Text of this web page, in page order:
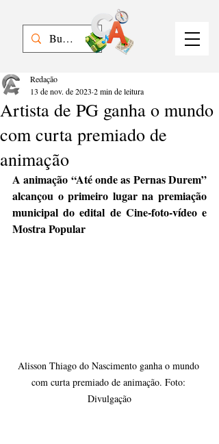
Artista de PG ganha o mundo
com curta premiado de
animação
Redação
13 de nov. de 2023 2 min de leitura
A animação “Até onde as Pernas Durem”
alcançou o primeiro lugar na premiação
municipal do edital de Cine-foto-vídeo e
Mostra Popular
Alisson Thiago do Nascimento ganha o mundo
com curta premiado de animação. Foto:
Divulgação